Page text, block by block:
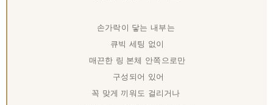
손가락이 닿는 내부는
큐빅 세팅 없이
매끈한 링 본체 안쪽으로만
구성되어 있어
꼭 맞게 끼워도 걸리거나